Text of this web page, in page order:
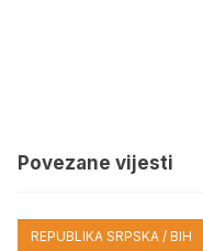
Povezane vijesti
REPUBLIKA SRPSKA / BIH